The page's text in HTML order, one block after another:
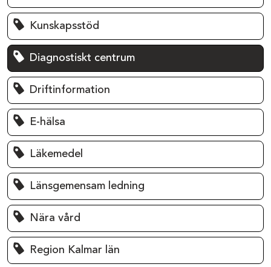
Kunskapsstöd
Diagnostiskt centrum
Driftinformation
E-hälsa
Läkemedel
Länsgemensam ledning
Nära vård
Region Kalmar län